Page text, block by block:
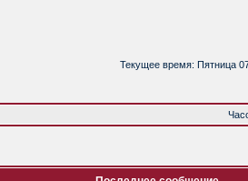
Текущее время: Пятница